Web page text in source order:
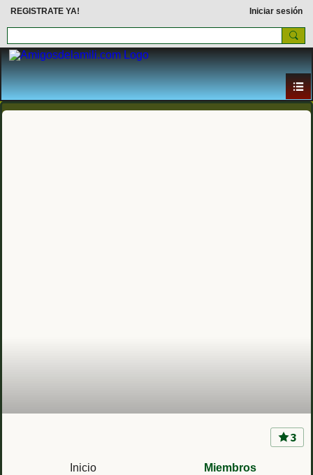
REGISTRATE YA! Iniciar sesión
CIR 10 San Gregorio (Zaragoza) Centro de
instrucción de reclutas Nº10
3
Inicio Miembros